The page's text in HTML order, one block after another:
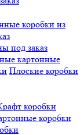
коробки из
под заказ
картонные
Плоские коробки
коробки
коробки